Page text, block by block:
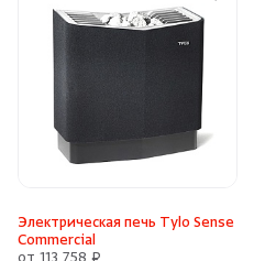
Электрическая печь Tylo Sense
Commercial